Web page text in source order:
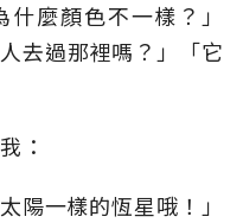
麼顏色不一樣？」
去過那裡嗎？」「它
：
陽一樣的恆星哦！」